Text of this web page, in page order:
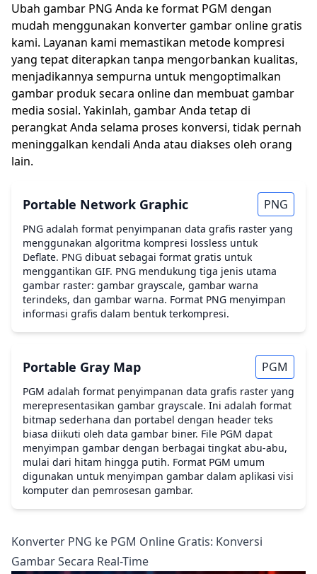
Ubah gambar PNG Anda ke format PGM dengan
mudah menggunakan konverter gambar online gratis
kami. Layanan kami memastikan metode kompresi
yang tepat diterapkan tanpa mengorbankan kualitas,
menjadikannya sempurna untuk mengoptimalkan
gambar produk secara online dan membuat gambar
media sosial. Yakinlah, gambar Anda tetap di
perangkat Anda selama proses konversi, tidak pernah
meninggalkan kendali Anda atau diakses oleh orang
lain.
Portable Network Graphic PNG
PNG adalah format penyimpanan data grafis raster yang
menggunakan algoritma kompresi lossless untuk
Deflate. PNG dibuat sebagai format gratis untuk
menggantikan GIF. PNG mendukung tiga jenis utama
gambar raster: gambar grayscale, gambar warna
terindeks, dan gambar warna. Format PNG menyimpan
informasi grafis dalam bentuk terkompresi.
Portable Gray Map PGM
PGM adalah format penyimpanan data grafis raster yang
merepresentasikan gambar grayscale. Ini adalah format
bitmap sederhana dan portabel dengan header teks
biasa diikuti oleh data gambar biner. File PGM dapat
menyimpan gambar dengan berbagai tingkat abu-abu,
mulai dari hitam hingga putih. Format PGM umum
digunakan untuk menyimpan gambar dalam aplikasi visi
komputer dan pemrosesan gambar.
Konverter PNG ke PGM Online Gratis: Konversi
Gambar Secara Real-Time